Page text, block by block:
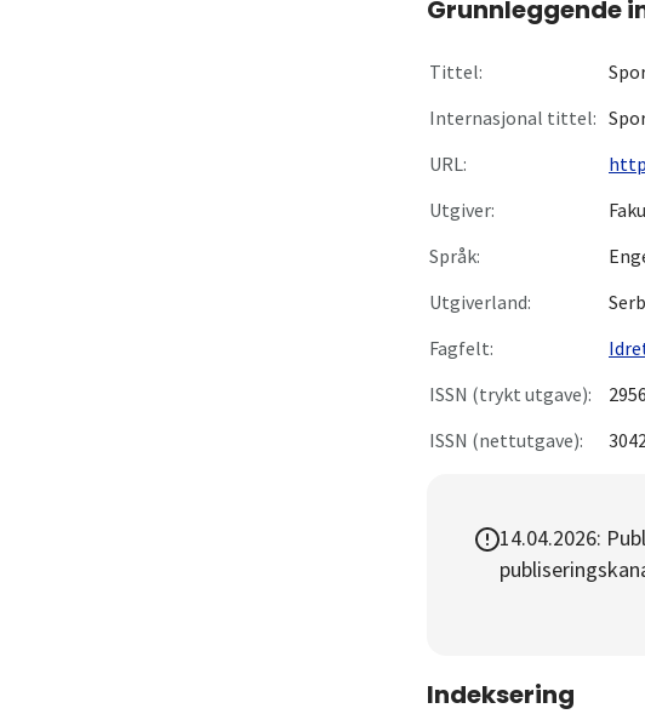
Grunnleggende
Tittel:
Internasjonal tittel:
URL:
Utgiver:
Språk:
Utgiverland:
Fagfelt:
ISSN (trykt utgave):
ISSN (nettutgave):
14.04.2026:
Indeksering